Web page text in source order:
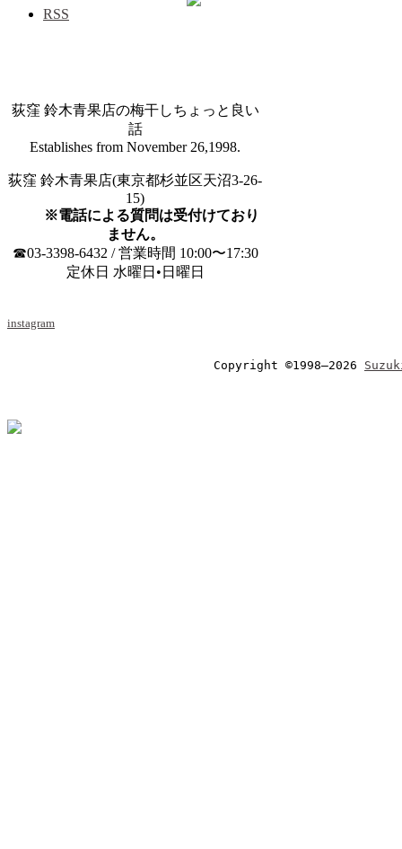
RSS
荻窪 鈴木青果店の梅干しちょっと良い
話
Establishes from November 26,1998.
荻窪 鈴木青果店(東京都杉並区天沼3-26-
15)
※電話による質問は受付けており
ません。
☎03-3398-6432 / 営業時間 10:00〜17:30
定休日 水曜日•日曜日
instagram
Copyright ©1998–2026